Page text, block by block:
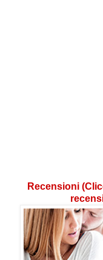
Recensioni